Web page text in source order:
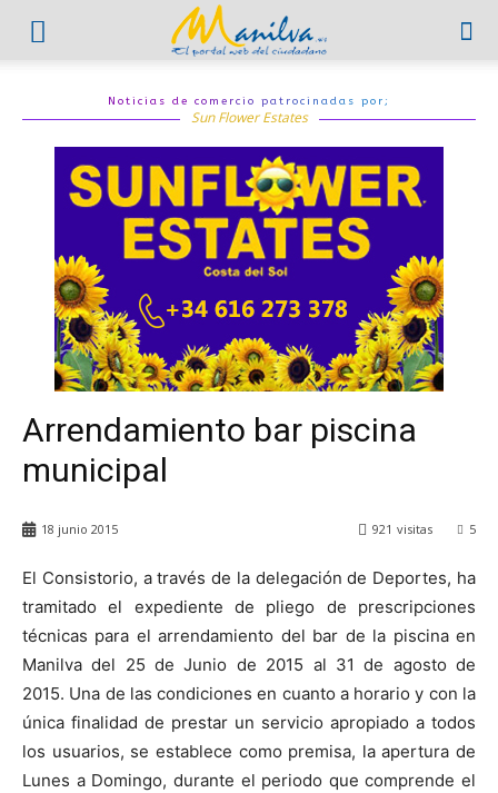
Noticias de comercio patrocinadas por;
Sun Flower Estates
Arrendamiento bar piscina
municipal
5
921 visitas
18 junio 2015
El Consistorio, a través de la delegación de Deportes, ha
tramitado el expediente de pliego de prescripciones
técnicas para el arrendamiento del bar de la piscina en
Manilva del 25 de Junio de 2015 al 31 de agosto de
2015. Una de las condiciones en cuanto a horario y con la
única finalidad de prestar un servicio apropiado a todos
los usuarios, se establece como premisa, la apertura de
Lunes a Domingo, durante el periodo que comprende el